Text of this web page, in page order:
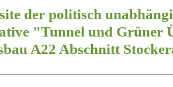
der politisch
"Tunnel und Grüner
A22 Abschnitt